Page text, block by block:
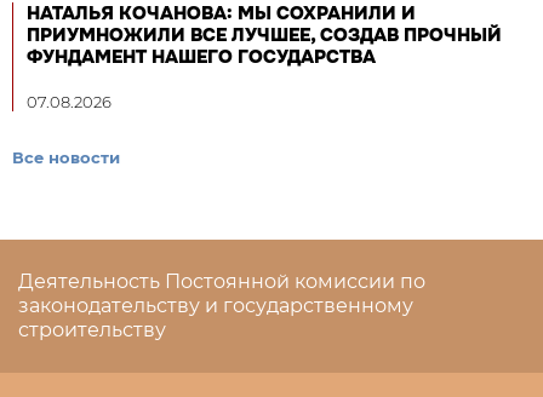
НАТАЛЬЯ КОЧАНОВА: МЫ СОХРАНИЛИ И
ПРИУМНОЖИЛИ ВСЕ ЛУЧШЕЕ, СОЗДАВ ПРОЧНЫЙ
ФУНДАМЕНТ НАШЕГО ГОСУДАРСТВА
07.08.2026
Все новости
Деятельность Постоянной комиссии по
законодательству и государственному
строительству